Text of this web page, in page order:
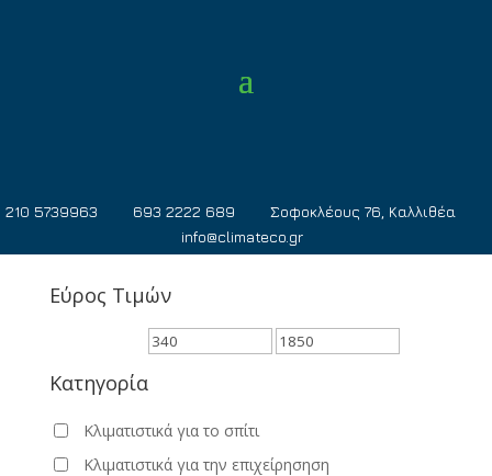
210 5739963 693 2222 689
Σοφοκλέους 76, Καλλιθέα
info@climateco.gr
Εύρος Τιμών
Κατηγορία
Κλιματιστικά για το σπίτι
Κλιματιστικά για την επιχείρησηση